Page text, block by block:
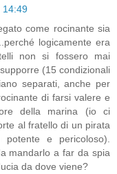
14:49
come rocinante sia
logicamente era
non si fossero mai
(15 condizionali
separati, anche per
di farsi valere e
della marina (io ci
al fratello di un pirata
e pericoloso).
mandarlo a far da spia
da dove viene?